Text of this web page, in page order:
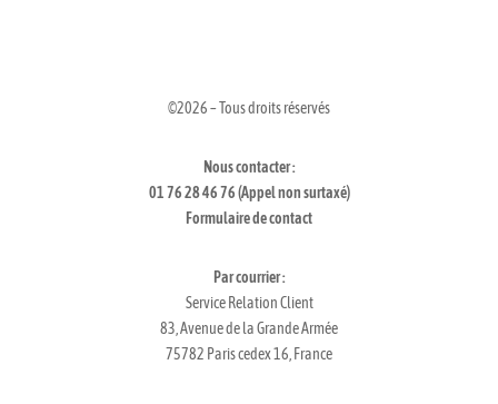
©2026 – Tous droits réservés
Nous contacter :
01 76 28 46 76 (Appel non surtaxé)
Formulaire de contact
Par courrier :
Service Relation Client
83, Avenue de la Grande Armée
75782 Paris cedex 16, France